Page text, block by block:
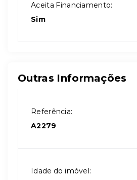
Aceita Financiamento:
Sim
Outras Informações
Referência:
A2279
Idade do imóvel: